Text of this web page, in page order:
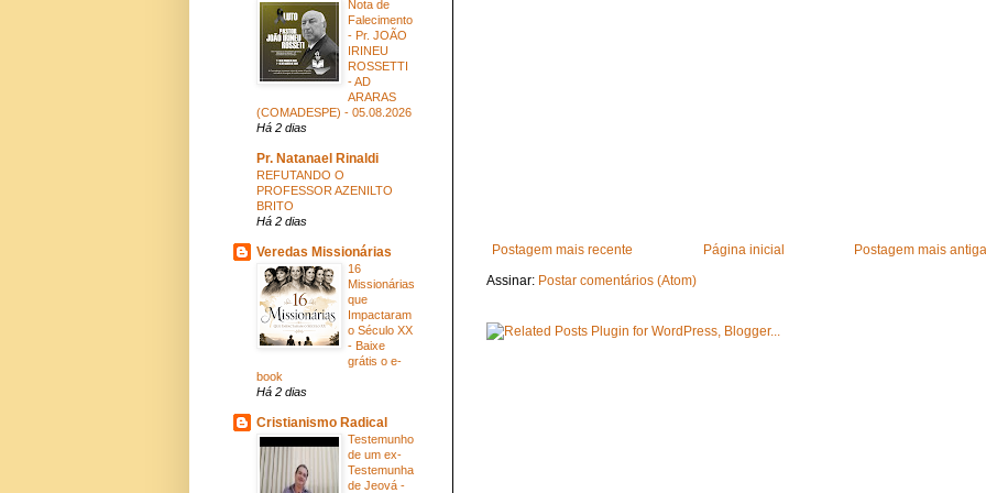
Postagem mais recente Postagem mais antiga
Página inicial
Assinar: Postar comentários (Atom)
Nota de
Falecimento
- Pr. JOÃO
IRINEU
ROSSETTI
- AD
ARARAS
(COMADESPE) - 05.08.2026
Há 2 dias
Pr. Natanael Rinaldi
REFUTANDO O
PROFESSOR AZENILTO
BRITO
Há 2 dias
Veredas Missionárias
16
Missionárias
que
Impactaram
o Século XX
- Baixe
grátis o e-
book
Há 2 dias
Cristianismo Radical
Testemunho
de um ex-
Testemunha
de Jeová -